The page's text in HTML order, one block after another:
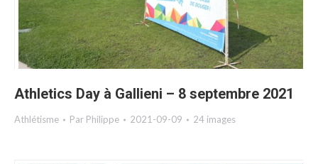
Athletics Day à Gallieni – 8 septembre 2021
Athlétisme Par Philippe 2021-09-09 24 images